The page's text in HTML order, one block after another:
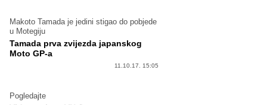
Makoto Tamada je jedini stigao do pobjede
u Motegiju
Tamada prva zvijezda japanskog
Moto GP-a
11.10.17. 15:05
Pogledajte